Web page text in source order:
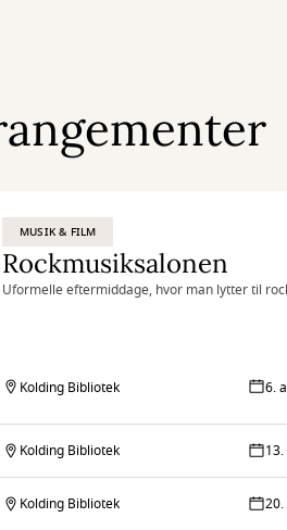
MUSIK & FILM
Rockmusiksalonen
Uformelle eftermiddage, hvor man lytter til
Kolding Bibliotek 6.
Kolding Bibliotek
Kolding Bibliotek